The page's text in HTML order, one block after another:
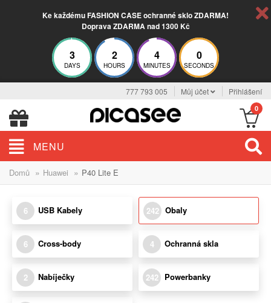
Ke každému FASHION CASE ochranné sklo ZDARMA!
Doprava ZDARMA nad 1300 Kč
3
DAYS
2
HOURS
3
MINUTES
59
SECONDS
777 793 005 Můj účet Přihlášení
0
MENU
Domů » Huawei » P40 Lite E
6 USB Kabely 242 Obaly
6 Cross-body 4 Ochranná skla
2 Nabíječky 242 Powerbanky